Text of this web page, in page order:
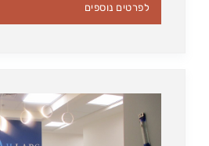
לפרטים נוספים